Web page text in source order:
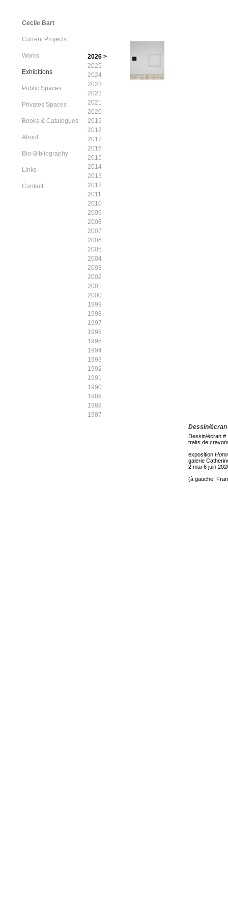
Cecile Bart
Current Projects
Works
Exhibitions
Public Spaces
Privates Spaces
Books & Catalogues
About
Bio-Bibliography
Links
Contact
2026 >
2025
2024
2023
2022
2021
2020
2019
2018
2017
2016
2015
2014
2013
2012
2011
2010
2009
2008
2007
2006
2005
2004
2003
2002
2001
2000
1999
1998
1997
1996
1995
1994
1993
1992
1991
1990
1989
1988
1987
Dessin/écran
Dessin/écran #
traits de
exposition
galerie
2 mai-6 juin
(à gauche: